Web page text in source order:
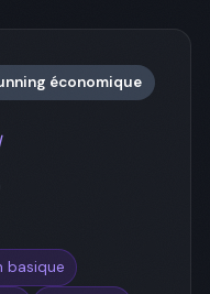
économique
basique